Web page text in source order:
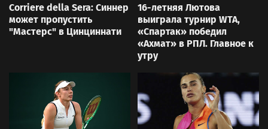
Corriere della Sera: Синнер
может пропустить
"Мастерс" в Цинциннати
16-летняя Лютова
выиграла турнир WTA,
«Спартак» победил
«Ахмат» в РПЛ. Главное к
утру